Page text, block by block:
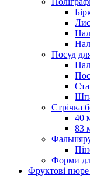
Посуд
Стрічка
40
83
Форми
Фруктові пюре